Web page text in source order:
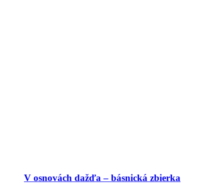
V osnovách dažďa – básnická zbierka